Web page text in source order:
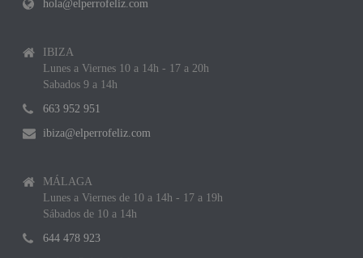
hola@elperrofeliz.com
IBIZA
Lunes a Viernes 10 a 14h - 17 a 20h
Sabados 9 a 14h
663 952 951
ibiza@elperrofeliz.com
MÁLAGA
Lunes a Viernes de 10 a 14h - 17 a 19h
Sábados de 10 a 14h
644 478 923